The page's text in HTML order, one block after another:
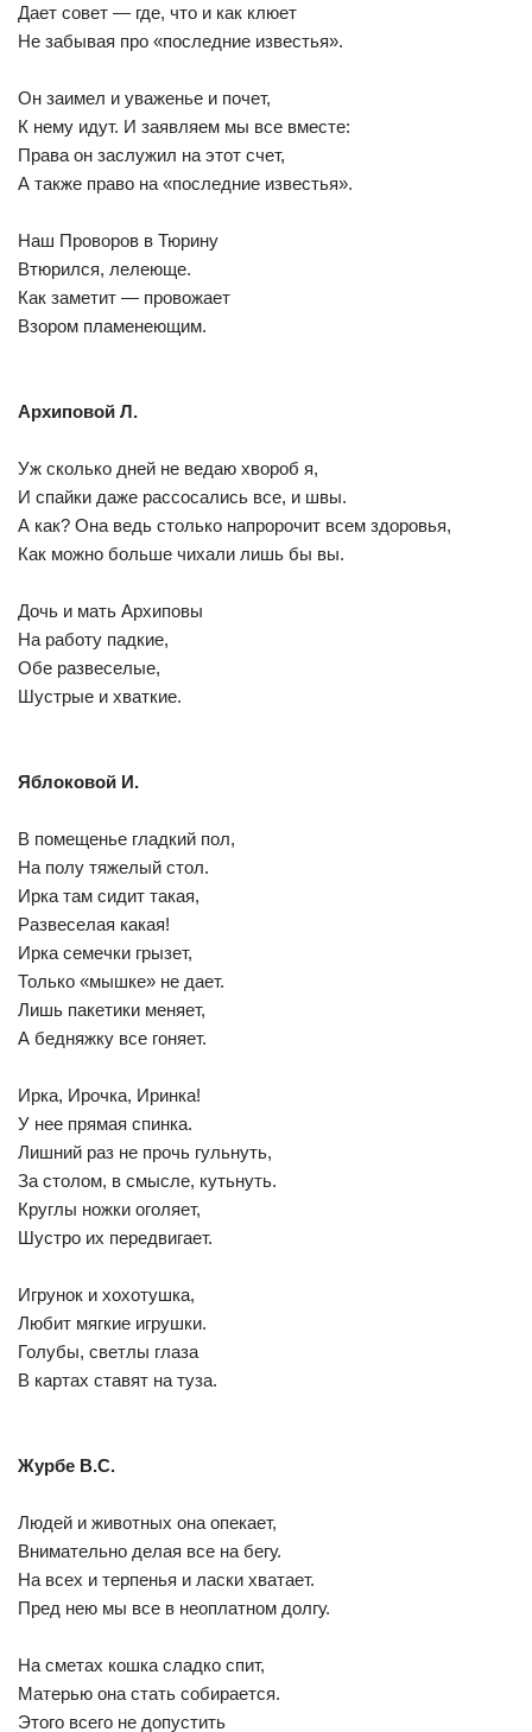
Дает совет — где, что и как клюет
Не забывая про «последние известья».
Он заимел и уваженье и почет,
К нему идут. И заявляем мы все вместе:
Права он заслужил на этот счет,
А также право на «последние известья».
Наш Проворов в Тюрину
Втюрился, лелеюще.
Как заметит — провожает
Взором пламенеющим.
Архиповой Л.
Уж сколько дней не ведаю хвороб я,
И спайки даже рассосались все, и швы.
А как? Она ведь столько напророчит всем здоровья,
Как можно больше чихали лишь бы вы.
Дочь и мать Архиповы
На работу падкие,
Обе развеселые,
Шустрые и хваткие.
Яблоковой И.
В помещенье гладкий пол,
На полу тяжелый стол.
Ирка там сидит такая,
Развеселая какая!
Ирка семечки грызет,
Только «мышке» не дает.
Лишь пакетики меняет,
А бедняжку все гоняет.
Ирка, Ирочка, Иринка!
У нее прямая спинка.
Лишний раз не прочь гульнуть,
За столом, в смысле, кутьнуть.
Круглы ножки оголяет,
Шустро их передвигает.
Игрунок и хохотушка,
Любит мягкие игрушки.
Голубы, светлы глаза
В картах ставят на туза.
Журбе В.С.
Людей и животных она опекает,
Внимательно делая все на бегу.
На всех и терпенья и ласки хватает.
Пред нею мы все в неоплатном долгу.
На сметах кошка сладко спит,
Матерью она стать собирается.
Этого всего не допустить